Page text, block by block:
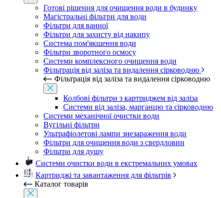
Готові рішення для очищення води в будинку
Магістральні фільтри для води
Фільтри для ванної
Фільтри для захисту від накипу
Система пом'якшення води
Фільтри зворотного осмосу
Системи комплексного очищення води
Фільтрація від заліза та видалення сірководню
Фільтрація від заліза та видалення сірководню
Колбові фільтри з картриджем від заліза
Системи від заліза, марганцю та сірководню
Системи механічної очистки води
Вугільні фільтри
Ультрафіолетові лампи знезараження води
Фільтри для очищення води з свердловин
Фільтри для душу
Системи очистки води в екстремальних умовах
Картриджі та завантаження для фільтрів
Каталог товарів